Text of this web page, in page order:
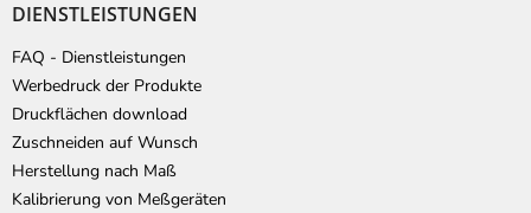
DIENSTLEISTUNGEN
FAQ - Dienstleistungen
Werbedruck der Produkte
Druckflächen download
Zuschneiden auf Wunsch
Herstellung nach Maß
Kalibrierung von Meßgeräten